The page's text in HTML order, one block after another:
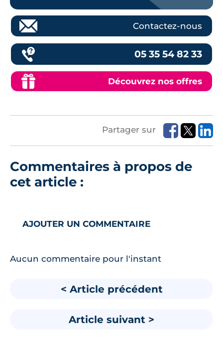
Contactez-nous
05 35 54 82 33
Découvrez nos offres
Partager sur
Commentaires à propos de
cet article :
AJOUTER UN COMMENTAIRE
Aucun commentaire pour l'instant
< Article précédent
Article suivant >